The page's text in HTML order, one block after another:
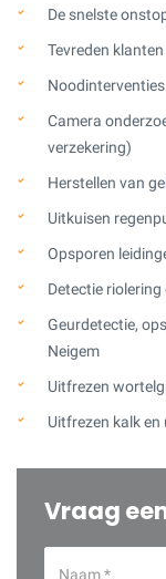
De snelste
Tevreden
Camera
verzekering)
Herstellen van
Uitkuisen
Opsporen
Detectie
Geurdetectie,
Neigem
Uitfrezen
Uitfrezen kalk en
Vraag